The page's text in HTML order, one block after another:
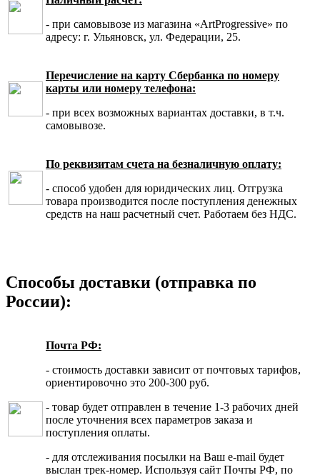
- при самовывозе из магазина «ArtProgressive» по
адресу: г. Ульяновск, ул. Федерации, 25.
Перечисление на карту Сбербанка по номеру
карты или номеру телефона:
- при всех возможных вариантах доставки, в т.ч.
самовывозе.
По реквизитам счета на безналичную оплату:
- способ удобен для юридических лиц. Отгрузка
товара производится после поступления денежных
средств на наш расчетный счет. Работаем без НДС.
Способы доставки (отправка по
России):
Почта РФ:
- стоимость доставки зависит от почтовых тарифов,
ориентировочно это 200-300 руб.
- товар будет отправлен в течение 1-3 рабочих дней
после уточнения всех параметров заказа и
поступления оплаты.
- для отслеживания посылки на Ваш e-mail будет
выслан трек-номер. Используя сайт Почты РФ, по